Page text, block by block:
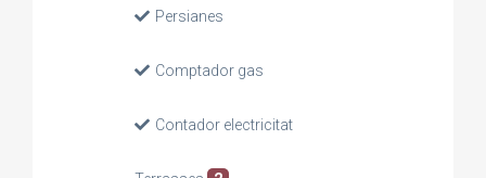
Persianes
Comptador gas
Contador electricitat